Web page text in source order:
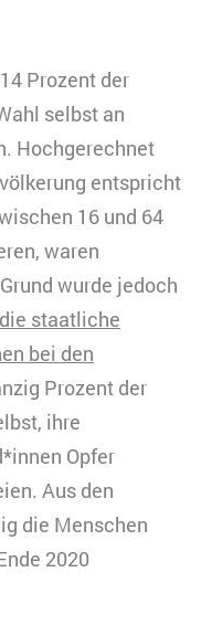
Prozent der
selbst an
Hochgerechnet
entspricht
16 und 64
waren
wurde jedoch
staatliche
bei den
Prozent der
ihre
Opfer
Aus den
die Menschen
2020